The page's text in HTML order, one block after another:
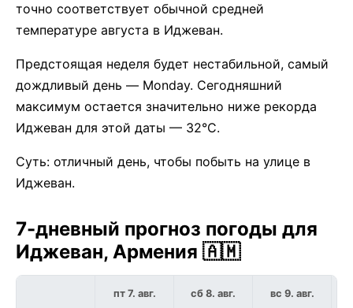
точно соответствует обычной средней
температуре августа в Иджеван.
Предстоящая неделя будет нестабильной, самый
дождливый день — Monday. Сегодняшний
максимум остается значительно ниже рекорда
Иджеван для этой даты — 32°C.
Суть: отличный день, чтобы побыть на улице в
Иджеван.
7-дневный прогноз погоды для
Иджеван, Армения 🇦🇲
пт 7. авг. сб 8. авг. вс 9. авг.